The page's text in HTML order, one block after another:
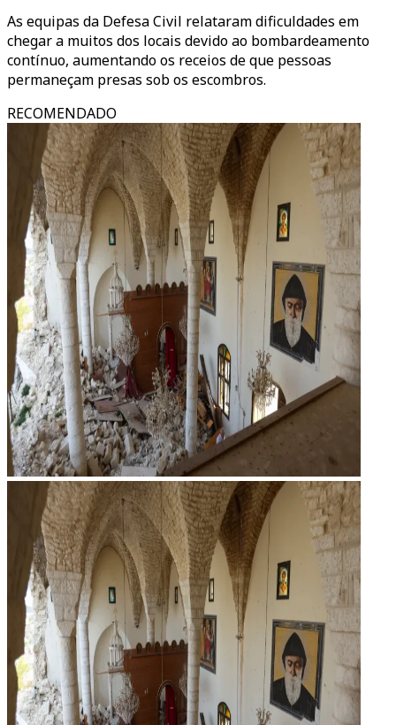
As equipas da Defesa Civil relataram dificuldades em
chegar a muitos dos locais devido ao bombardeamento
contínuo, aumentando os receios de que pessoas
permaneçam presas sob os escombros.
RECOMENDADO